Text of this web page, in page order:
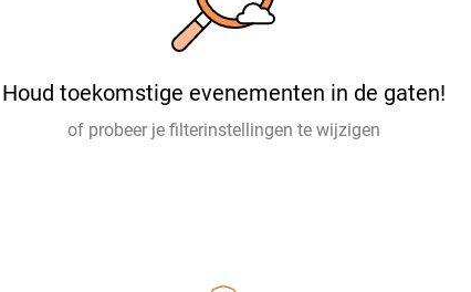
Houd toekomstige evenementen in de gaten!
of probeer je filterinstellingen te wijzigen